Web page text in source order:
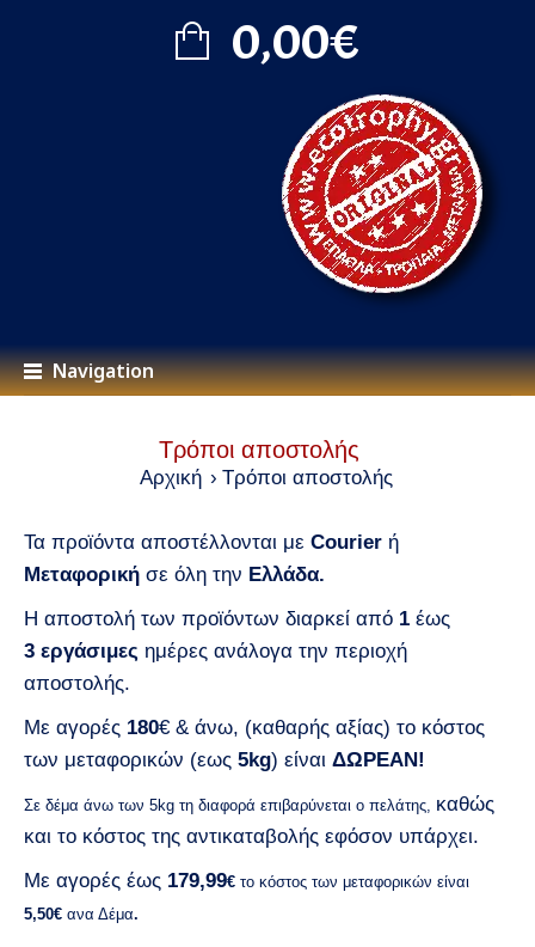
0,00€
Navigation
Τρόποι αποστολής
Αρχική Τρόποι αποστολής
Τα προϊόντα αποστέλλονται με Courier ή
Μεταφορική σε όλη την Ελλάδα.
Η αποστολή των προϊόντων διαρκεί από 1 έως
3 εργάσιμες ημέρες ανάλογα την περιοχή
αποστολής.
Με αγορές 180€ & άνω, (καθαρής αξίας) το κόστος
των μεταφορικών (εως 5kg) είναι ΔΩΡΕΑΝ!
Σε δέμα άνω των 5kg τη διαφορά επιβαρύνεται ο πελάτης, καθώς
και το κόστος της αντικαταβολής εφόσον υπάρχει.
Με αγορές έως 179,99€ το κόστος των μεταφορικών είναι
5,50€ ανα Δέμα.